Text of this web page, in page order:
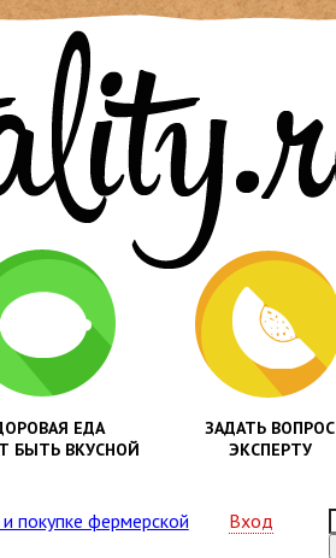
ЕДА
БЫТЬ ВКУСНОЙ
ЗАДАТЬ ВОПРОС
ЭКСПЕРТУ
покупке фермерской
Вход